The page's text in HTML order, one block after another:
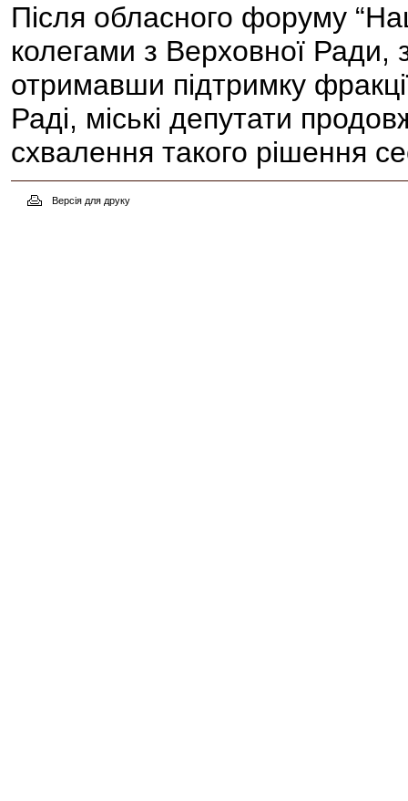
Після обласного форуму
колегами з Верховної
отримавши підтримку
Раді, міські депутати
схвалення такого рішення
Версія для друку